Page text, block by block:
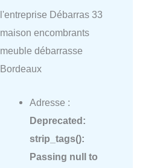
l'entreprise Débarras 33
maison encombrants
meuble débarrasse
Bordeaux
Adresse :
Deprecated :
strip_tags():
Passing null to